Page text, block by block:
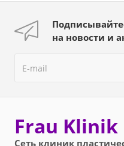
на новости и
Frau Klinik
Сеть клиник